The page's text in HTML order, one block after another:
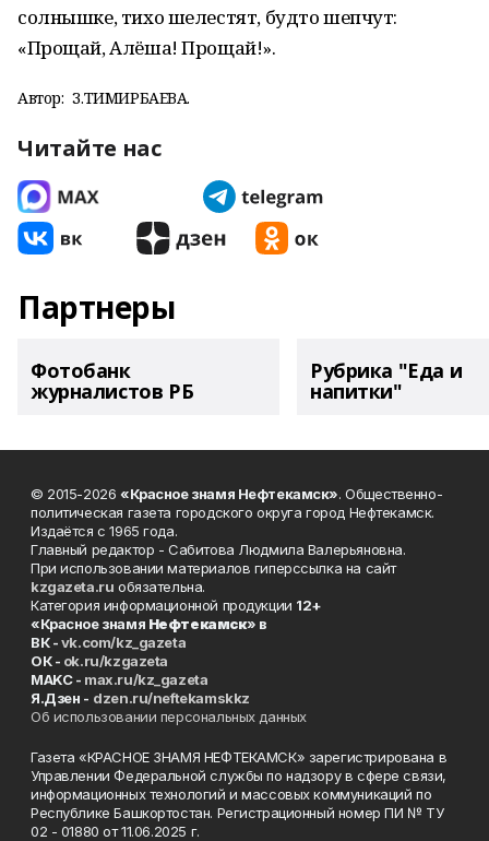
солнышке, тихо шелестят, будто шепчут:
«Прощай, Алёша! Прощай!».
Автор: З.ТИМИРБАЕВА.
Читайте нас
Партнеры
Фотобанк
журналистов РБ
Рубрика "Еда и
напитки"
© 2015-2026 «Красное знамя Нефтекамск». Общественно-
политическая газета городского округа город Нефтекамск.
Издаётся с 1965 года.
Главный редактор - Сабитова Людмила Валерьяновна.
При использовании материалов гиперссылка на сайт
kzgazeta.ru обязательна.
Категория информационной продукции 12+
«Красное знамя Нефтекамск» в
ВК -vk.com/kz_gazeta
ОК - ok.ru/kzgazeta
MAKC - max.ru/kz_gazeta
Я.Дзен - dzen.ru/neftekamskkz
Об использовании персональных данных
Газета «КРАСНОЕ ЗНАМЯ НЕФТЕКАМСК» зарегистрирована в
Управлении Федеральной службы по надзору в сфере связи,
информационных технологий и массовых коммуникаций по
Республике Башкортостан. Регистрационный номер ПИ № ТУ
02 - 01880 от 11.06.2025 г.